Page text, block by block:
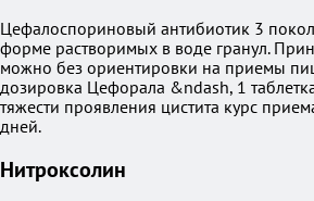
Цефалоспориновый антибиотик 3
форме растворимых в воде гранул.
можно без ориентировки на приемы
дозировка Цефорала &ndash, 1
тяжести проявления цистита курс
дней.
Нитроксолин